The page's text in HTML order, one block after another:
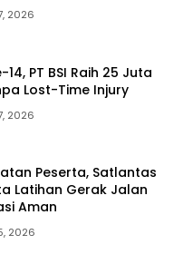
2026
PT BSI Raih 25 Juta
Lost-Time Injury
2026
Peserta, Satlantas
Latihan Gerak Jalan
Aman
2026